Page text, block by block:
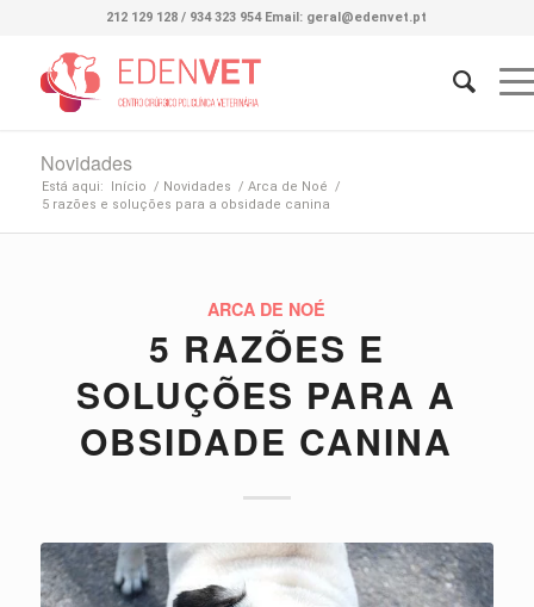
212 129 128 / 934 323 954 Email: geral@edenvet.pt
Novidades
Está aqui: Início / Novidades / Arca de Noé /
5 razões e soluções para a obsidade canina
ARCA DE NOÉ
5 RAZÕES E
SOLUÇÕES PARA A
OBSIDADE CANINA